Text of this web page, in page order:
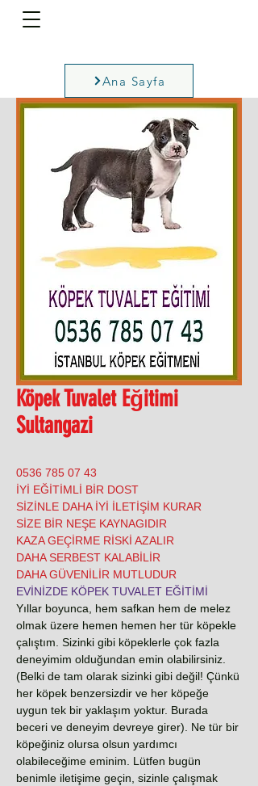
Ana Sayfa
Köpek Tuvalet Eğitimi
Sultangazi
0536 785 07 43
İYİ EĞİTİMLİ BİR DOST
SİZİNLE DAHA İYİ İLETİŞİM KURAR
SİZE BİR NEŞE KAYNAGIDIR
KAZA GEÇİRME RİSKİ AZALIR
DAHA SERBEST KALABİLİR
DAHA GÜVENİLİR MUTLUDUR
EVİNİZDE KÖPEK TUVALET EĞİTİMİ
Yıllar boyunca, hem safkan hem de melez
olmak üzere hemen hemen her tür köpekle
çalıştım. Sizinki gibi köpeklerle çok fazla
deneyimim olduğundan emin olabilirsiniz.
(Belki de tam olarak sizinki gibi değil! Çünkü
her köpek benzersizdir ve her köpeğe
uygun tek bir yaklaşım yoktur. Burada
beceri ve deneyim devreye girer). Ne tür bir
köpeğiniz olursa olsun yardımcı
olabileceğime eminim. Lütfen bugün
benimle iletişime geçin, sizinle çalışmak